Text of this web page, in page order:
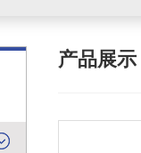
产品展示